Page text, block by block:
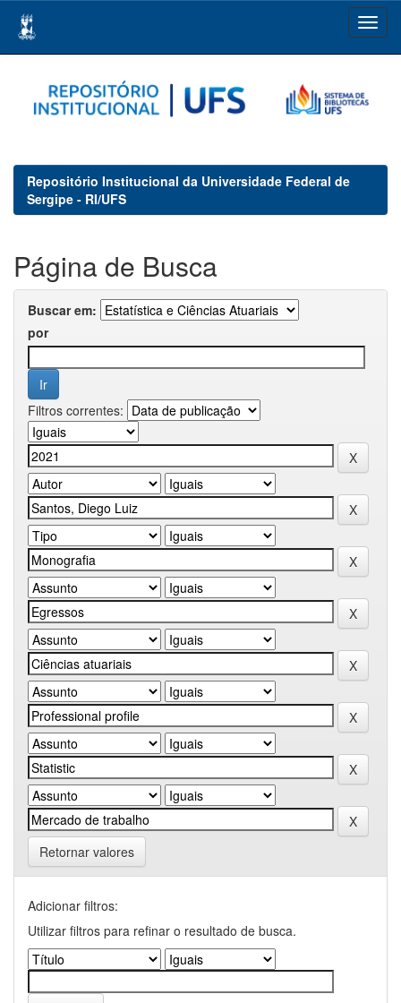
navigation
Repositório Institucional da Universidade Federal de
Sergipe - RI/UFS
Página de Busca
Buscar em:
por
Filtros correntes:
Retornar valores
Adicionar filtros:
Utilizar filtros para refinar o resultado de busca.